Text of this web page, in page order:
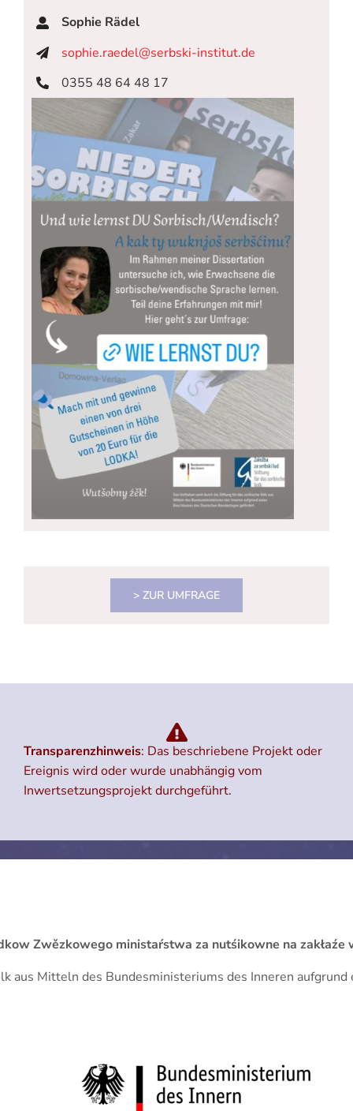
Sophie Rädel
sophie.raedel@serbski-institut.de
0355 48 64 48 17
> ZUR UMFRAGE
Transparenzhinweis: Das beschriebene Projekt oder
Ereignis wird oder wurde unabhängig vom
Inwertsetzungsprojekt durchgeführt.
Zwězkowego ministaŕstwa za nutśikowne na
aus Mitteln des Bundesministeriums des Inneren